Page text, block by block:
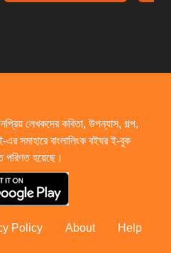
লেখকদের কবিতা, উপন্যাস, গল্প,
এর সমাহারে বাংলালিংক বইঘর ই-বুক
পরিণত হয়েছে।
Policy About Help